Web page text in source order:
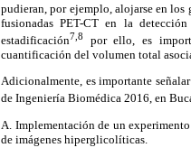
pudieran, por ejemplo, alojarse en
fusionadas PET-CT en la
estadificación7,8
por ello, es
cuantificación del volumen total
Adicionalmente, es importante
de Ingeniería Biomédica 2016, en
A. Implementación de un
de imágenes hiperglicolíticas.